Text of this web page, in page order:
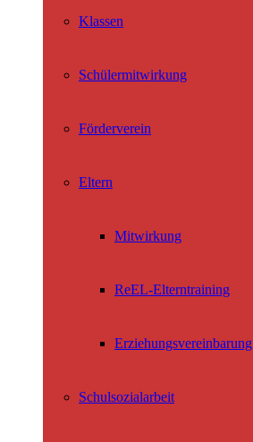
Klassen
Schülermitwirkung
Förderverein
Eltern
Mitwirkung
ReEL-Elterntraining
Erziehungsvereinbarung
Schulsozialarbeit